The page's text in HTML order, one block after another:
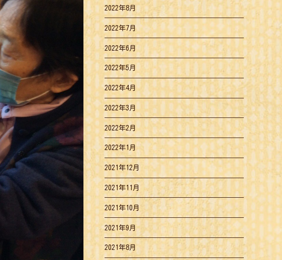
2022年8月
2022年7月
2022年6月
2022年5月
2022年4月
2022年3月
2022年2月
2022年1月
2021年12月
2021年11月
2021年10月
2021年9月
2021年8月